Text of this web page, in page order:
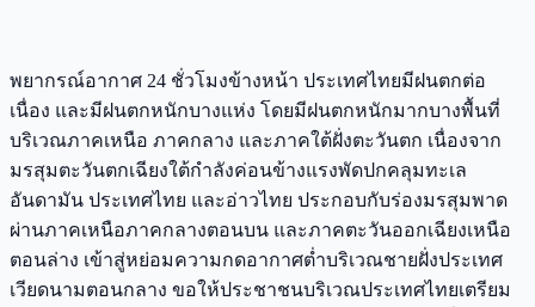
พยากรณ์อากาศ 24 ชั่วโมงข้างหน้า ประเทศไทยมีฝนตกต่อ
เนื่อง และมีฝนตกหนักบางแห่ง โดยมีฝนตกหนักมากบางพื้นที่
บริเวณภาคเหนือ ภาคกลาง และภาคใต้ฝั่งตะวันตก เนื่องจาก
มรสุมตะวันตกเฉียงใต้กำลังค่อนข้างแรงพัดปกคลุมทะเล
อันดามัน ประเทศไทย และอ่าวไทย ประกอบกับร่องมรสุมพาด
ผ่านภาคเหนือภาคกลางตอนบน และภาคตะวันออกเฉียงเหนือ
ตอนล่าง เข้าสู่หย่อมความกดอากาศต่ำบริเวณชายฝั่งประเทศ
เวียดนามตอนกลาง ขอให้ประชาชนบริเวณประเทศไทยเตรียม